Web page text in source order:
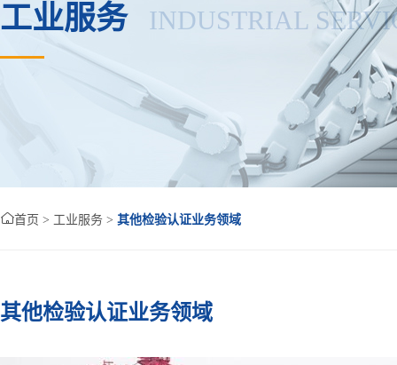
工业服务 INDUSTRIAL
首页 > 工业服务 > 其他检验认证业务领域
其他检验认证业务领域